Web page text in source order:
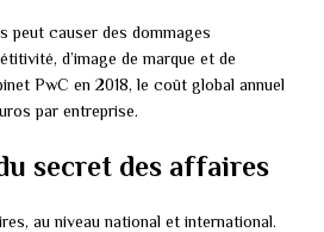
peut causer des dommages
d’image de marque et de
PwC en 2018, le coût global annuel
par entreprise.
secret des affaires
au niveau national et international.